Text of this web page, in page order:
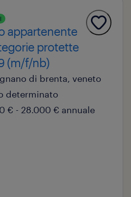
appartenente
protette
(m/f/nb)
di brenta, veneto
determinato
€ - 28.000 € annuale